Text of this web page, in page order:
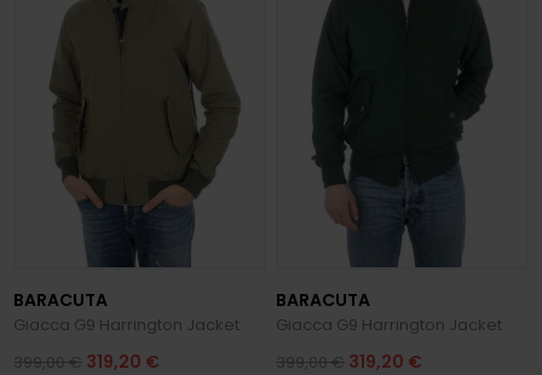
BARACUTA
Giacca G9 Harrington Jacket
399,00 € 319,20 €
BARACUTA
Giacca G9 Harrington Jacket
399,00 € 319,20 €